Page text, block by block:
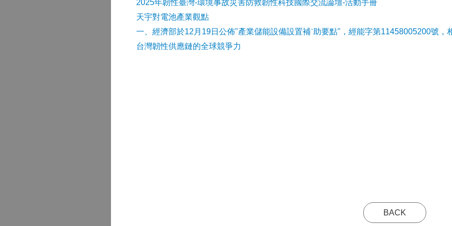
2025年韌性臺灣-環境事故災害防救韌性科技國際交流論壇-活動手冊
天宇對電池產業觀點
一、經濟部於12月19日公佈"產業儲能設備設置補ˋ助要點"，經能字第11458005200號，
台灣韌性供應鏈的全球競爭力
BACK